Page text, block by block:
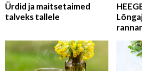
Ürdid ja maitsetaimed
talveks tallele